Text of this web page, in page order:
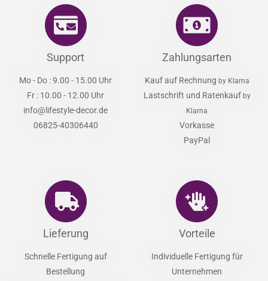
Support
Mo - Do : 9.00 - 15.00 Uhr
Fr : 10.00 - 12.00 Uhr
info@lifestyle-decor.de
06825-40306440
Zahlungsarten
Kauf auf Rechnung by Klarna
Lastschrift und Ratenkauf by
Klarna
Vorkasse
PayPal
Lieferung
Schnelle Fertigung auf
Bestellung
Vorteile
Individuelle Fertigung für
Unternehmen